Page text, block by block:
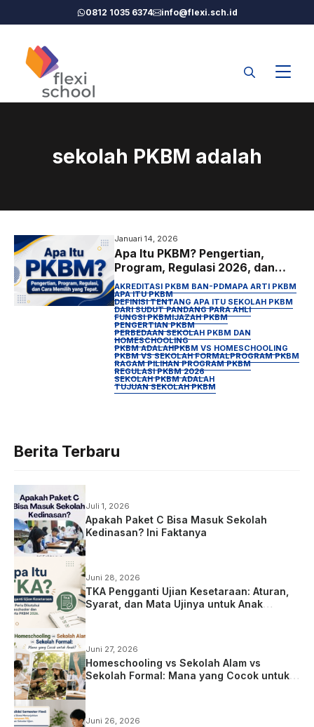
ke
0812 1035 6374 info@flexi.sch.id
sekolah PKBM adalah
Januari 14, 2026
Apa Itu PKBM? Pengertian,
Program, Regulasi 2026, dan
Cara Memilih yang Tepat
AKREDITASI PKBM BAN-PDMAPA ARTI PKBM
APA ITU PKBM
DEFINISI TENTANG APA ITU SEKOLAH PKBM
DARI SUDUT PANDANG PARA AHLI
FUNGSI PKBMIJAZAH PKBM
PENGERTIAN PKBM
PERBEDAAN SEKOLAH PKBM DAN
HOMESCHOOLING
PKBM ADALAHPKBM VS HOMESCHOOLING
PKBM VS SEKOLAH FORMALPROGRAM PKBM
RAGAM PILIHAN PROGRAM PKBM
REGULASI PKBM 2026
SEKOLAH PKBM ADALAH
TUJUAN SEKOLAH PKBM
Berita Terbaru
Juli 1, 2026
Apakah Paket C Bisa Masuk Sekolah
Kedinasan? Ini Faktanya
Juni 28, 2026
TKA Pengganti Ujian Kesetaraan: Aturan,
Syarat, dan Mata Ujinya untuk Anak
Juni 27, 2026
Homeschooling vs Sekolah Alam vs
Sekolah Formal: Mana yang Cocok untuk
Juni 26, 2026